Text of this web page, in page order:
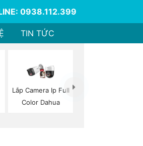
0938.112.399
TIN TỨC
Lắp Camera Ip Full
Color Dahua